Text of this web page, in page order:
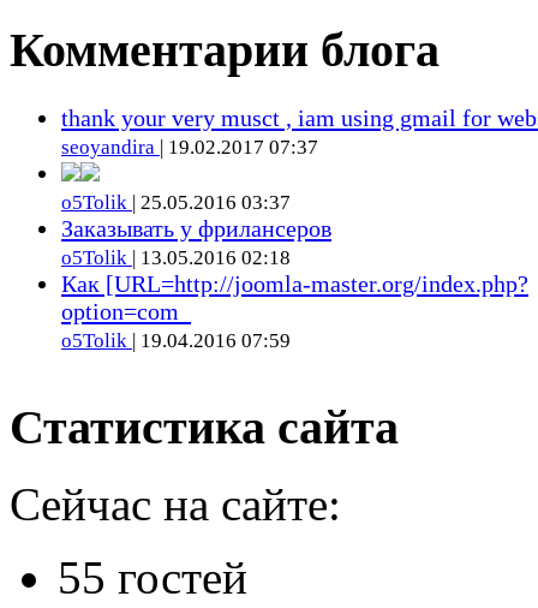
Комментарии блога
thank your very musct , iam using gmail for
seoyandira | 19.02.2017 07:37
o5Tolik | 25.05.2016 03:37
Заказывать у фрилансеров
o5Tolik | 13.05.2016 02:18
Как [URL=http://joomla-master.org/index.php?
option=com_
o5Tolik | 19.04.2016 07:59
Статистика сайта
Сейчас на сайте:
55 гостей